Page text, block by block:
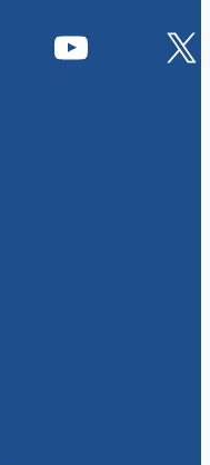
YouTube
X